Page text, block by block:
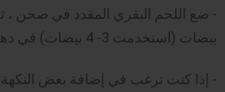
- ضع اللحم البقري المقدد في صحن ،
بيضات (استخدمت 3- 4 بيضات) في دهن لحم البيف بيكون.
- إذا كنت ترغب في إضافة بعض